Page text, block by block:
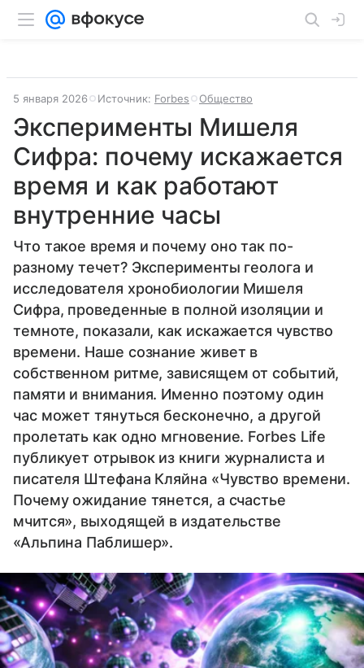
5 января 2026 Источник: Forbes Общество
Эксперименты Мишеля
Сифра: почему искажается
время и как работают
внутренние часы
Что такое время и почему оно так по-
разному течет? Эксперименты геолога и
исследователя хронобиологии Мишеля
Сифра, проведенные в полной изоляции и
темноте, показали, как искажается чувство
времени. Наше сознание живет в
собственном ритме, зависящем от событий,
памяти и внимания. Именно поэтому один
час может тянуться бесконечно, а другой
пролетать как одно мгновение. Forbes Life
публикует отрывок из книги журналиста и
писателя Штефана Кляйна «Чувство времени.
Почему ожидание тянется, а счастье
мчится», выходящей в издательстве
«Альпина Паблишер».